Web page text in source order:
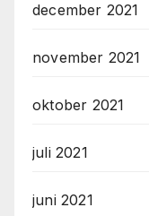
december 2021
november 2021
oktober 2021
juli 2021
juni 2021